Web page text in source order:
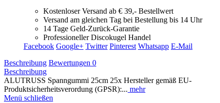
Kostenloser Versand ab € 39,- Bestellwert
Versand am gleichen Tag bei Bestellung bis 14 Uhr
14 Tage Geld-Zurück-Garantie
Professioneller Discokugel Handel
Facebook Google+ Twitter Pinterest Whatsapp E-Mail
Beschreibung Bewertungen 0
Beschreibung
ALUTRUSS Spanngummi 25cm 25x Hersteller gemäß EU-
Produktsicherheitsverordung (GPSR):... mehr
Menü schließen